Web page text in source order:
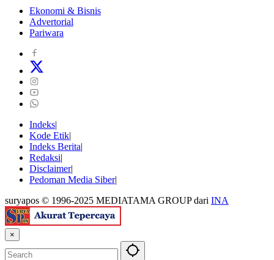
Ekonomi & Bisnis
Advertorial
Pariwara
Indeks
Kode Etik
Indeks Berita
Redaksi
Disclaimer
Pedoman Media Siber
suryapos © 1996-2025 MEDIATAMA GROUP dari INA
×